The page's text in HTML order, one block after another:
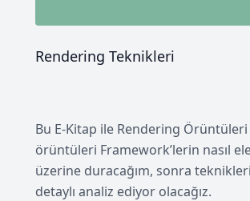
Rendering Teknikleri
Bu E-Kitap ile Rendering Örüntüleri
örüntüleri Framework’lerin nasıl ele
üzerine duracağım, sonra
detaylı analiz ediyor olacağız.